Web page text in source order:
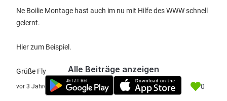
Ne Boilie Montage hast auch im nu mit Hilfe des WWW schnell
gelernt.
Hier zum Beispiel.
Grüße Fly
vor 3 Jahre 0
Alle Beiträge anzeigen